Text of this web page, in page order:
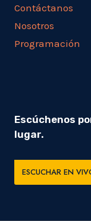
Contáctanos
Nosotros
Programación
Escúchenos
lugar.
ESCUCHAR EN